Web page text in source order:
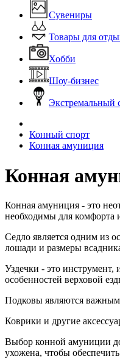
Сувениры
Товары для
Хобби
Шоу-бизнес
Экстремальный
Конный спорт
Конная амуниция
Конная
Конная амуниция - это
необходимы для комфорта
Седло является одним из
лошади и размеры
Уздечки - это инструмент,
особенностей верховой
Подковы являются важным
Коврики и другие
Выбор конной амуниции
ухожена, чтобы